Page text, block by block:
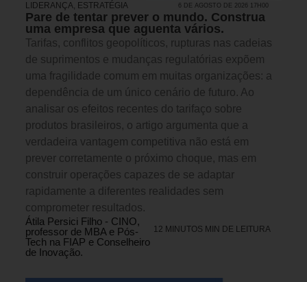
LIDERANÇA, ESTRATÉGIA 6 DE AGOSTO DE 2026 17H00
Pare de tentar prever o mundo. Construa
uma empresa que aguenta vários.
Tarifas, conflitos geopolíticos, rupturas nas cadeias
de suprimentos e mudanças regulatórias expõem
uma fragilidade comum em muitas organizações: a
dependência de um único cenário de futuro. Ao
analisar os efeitos recentes do tarifaço sobre
produtos brasileiros, o artigo argumenta que a
verdadeira vantagem competitiva não está em
prever corretamente o próximo choque, mas em
construir operações capazes de se adaptar
rapidamente a diferentes realidades sem
comprometer resultados.
Átila Persici Filho - CINO,
professor de MBA e Pós-
Tech na FIAP e Conselheiro
de Inovação.
12 MINUTOS MIN DE LEITURA